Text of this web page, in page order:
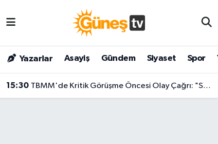
Yazarlar Asayiş Gündem Siyaset Spor
15:30 TBMM'de Kritik Görüşme Öncesi Olay Çağrı: "Sezen Aksu, Yılmaz Erdoğan, Tarkan, Ahmet Kaya Gibi Alın Elinize Sazı!"
Bilim & Teknoloji
Dünya
Malatya Nöbetçi Eczaneler
Malatya Hava Durumu
Malatya Namaz Vakitleri